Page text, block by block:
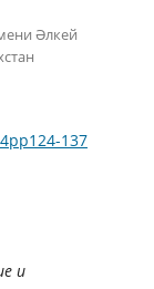
Әлкей
137
и